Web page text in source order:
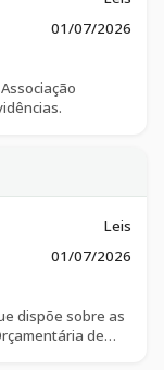
01/07/2026
Leis
01/07/2026
dispõe sobre as
de